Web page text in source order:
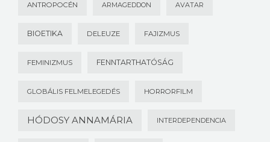
ANTROPOCÉN ARMAGEDDON AVATAR
BIOETIKA DELEUZE FAJIZMUS
FEMINIZMUS FENNTARTHATÓSÁG
GLOBÁLIS FELMELEGEDÉS HORRORFILM
HÓDOSY ANNAMÁRIA INTERDEPENDENCIA